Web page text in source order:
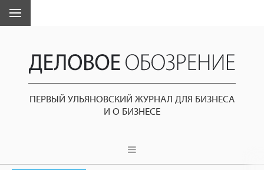
ПЕРВЫЙ УЛЬЯНОВСКИЙ ЖУРНАЛ ДЛЯ БИЗНЕСА
И О БИЗНЕСЕ